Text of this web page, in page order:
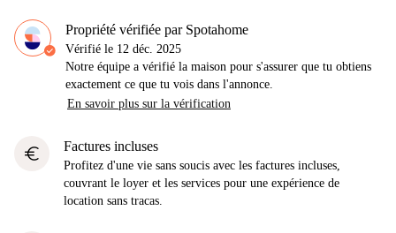
Propriété vérifiée par Spotahome
Vérifié le 12 déc. 2025
Notre équipe a vérifié la maison pour s'assurer que tu obtiens
exactement ce que tu vois dans l'annonce.
En savoir plus sur la vérification
euro Factures incluses
Profitez d'une vie sans soucis avec les factures incluses,
couvrant le loyer et les services pour une expérience de
location sans tracas.